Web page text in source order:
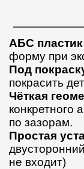
АБС пластик
форму при
Под
покрасить
Чёткая
конкретного
по зазорам.
Простая
не входит)